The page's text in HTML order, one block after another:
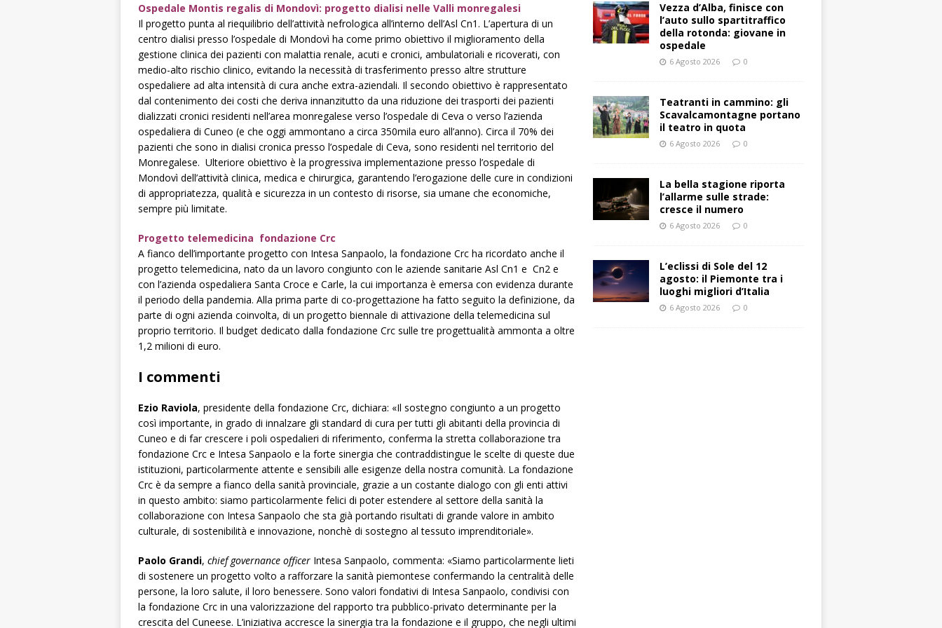
Ospedale Montis regalis di Mondovì: progetto dialisi nelle Valli monregalesi
Il progetto punta al riequilibrio dell’attività nefrologica all’interno dell’Asl Cn1. L’apertura di un
centro dialisi presso l’ospedale di Mondovì ha come primo obiettivo il miglioramento della
gestione clinica dei pazienti con malattia renale, acuti e cronici, ambulatoriali e ricoverati, con
medio-alto rischio clinico, evitando la necessità di trasferimento presso altre strutture
ospedaliere ad alta intensità di cura anche extra-aziendali. Il secondo obiettivo è rappresentato
dal contenimento dei costi che deriva innanzitutto da una riduzione dei trasporti dei pazienti
dializzati cronici residenti nell’area monregalese verso l’ospedale di Ceva o verso l’azienda
ospedaliera di Cuneo (e che oggi ammontano a circa 350mila euro all’anno). Circa il 70% dei
pazienti che sono in dialisi cronica presso l’ospedale di Ceva, sono residenti nel territorio del
Monregalese. Ulteriore obiettivo è la progressiva implementazione presso l’ospedale di
Mondovì dell’attività clinica, medica e chirurgica, garantendo l’erogazione delle cure in condizioni
di appropriatezza, qualità e sicurezza in un contesto di risorse, sia umane che economiche,
sempre più limitate.
Progetto telemedicina fondazione Crc
A fianco dell’importante progetto con Intesa Sanpaolo, la fondazione Crc ha ricordato anche il
progetto telemedicina, nato da un lavoro congiunto con le aziende sanitarie Asl Cn1 e Cn2 e
con l’azienda ospedaliera Santa Croce e Carle, la cui importanza è emersa con evidenza durante
il periodo della pandemia. Alla prima parte di co-progettazione ha fatto seguito la definizione, da
parte di ogni azienda coinvolta, di un progetto biennale di attivazione della telemedicina sul
proprio territorio. Il budget dedicato dalla fondazione Crc sulle tre progettualità ammonta a oltre
1,2 milioni di euro.
I commenti
Ezio Raviola, presidente della fondazione Crc, dichiara: «Il sostegno congiunto a un progetto
così importante, in grado di innalzare gli standard di cura per tutti gli abitanti della provincia di
Cuneo e di far crescere i poli ospedalieri di riferimento, conferma la stretta collaborazione tra
fondazione Crc e Intesa Sanpaolo e la forte sinergia che contraddistingue le scelte di queste due
istituzioni, particolarmente attente e sensibili alle esigenze della nostra comunità. La fondazione
Crc è da sempre a fianco della sanità provinciale, grazie a un costante dialogo con gli enti attivi
in questo ambito: siamo particolarmente felici di poter estendere al settore della sanità la
collaborazione con Intesa Sanpaolo che sta già portando risultati di grande valore in ambito
culturale, di sostenibilità e innovazione, nonchè di sostegno al tessuto imprenditoriale».
Paolo Grandi, chief governance officer Intesa Sanpaolo, commenta: «Siamo particolarmente lieti
di sostenere un progetto volto a rafforzare la sanità piemontese confermando la centralità delle
persone, la loro salute, il loro benessere. Sono valori fondativi di Intesa Sanpaolo, condivisi con
la fondazione Crc in una valorizzazione del rapporto tra pubblico-privato determinante per la
crescita del Cuneese. L’iniziativa accresce la sinergia tra la fondazione e il gruppo, che negli ultimi
Vezza d’Alba, finisce con
l’auto sullo spartitraffico
della rotonda: giovane in
ospedale
6 Agosto 2026 0
Teatranti in cammino: gli
Scavalcamontagne portano
il teatro in quota
6 Agosto 2026 0
La bella stagione riporta
l’allarme sulle strade:
cresce il numero
6 Agosto 2026 0
L’eclissi di Sole del 12
agosto: il Piemonte tra i
luoghi migliori d’Italia
6 Agosto 2026 0